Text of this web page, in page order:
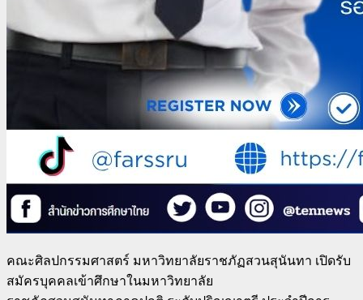
คณะศิลปกรรมศาสตร์ มหาวิทยาลัยราชภัฏสวนสุนันทา เปิดรับ
สมัครบุคคลเข้าศึกษาในมหาวิทยาลัย